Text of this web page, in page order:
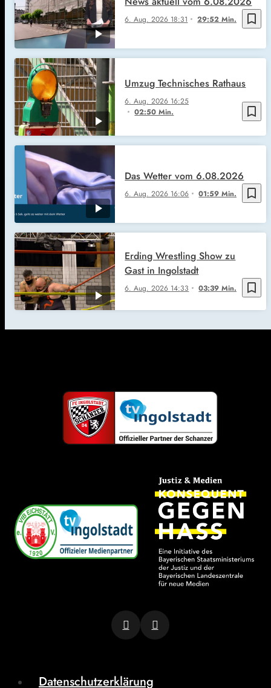
bookmark_border
6. Aug. 2026 18:31 29:52 Min.
bookmark_border
6. Aug. 2026 16:25
02:50 Min.
Umzug Technisches Rathaus
bookmark_border
6. Aug. 2026 16:06 01:59 Min.
Das Wetter vom 6.08.2026
bookmark_border
6. Aug. 2026 14:33 03:39 Min.
Erding Wrestling Show zu
Gast in Ingolstadt
Datenschutzerklärung